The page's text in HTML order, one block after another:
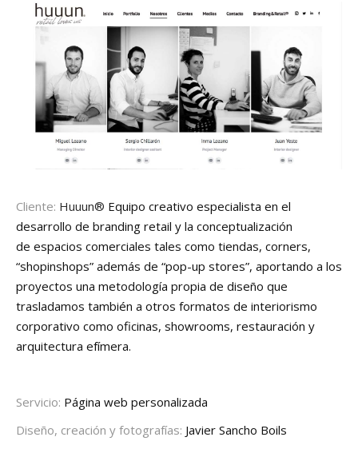
Cliente: Huuun® Equipo creativo especialista en el
desarrollo de branding retail y la conceptualización
de espacios comerciales tales como tiendas, corners,
“shopinshops” además de “pop-up stores”, aportando a los
proyectos una metodología propia de diseño que
trasladamos también a otros formatos de interiorismo
corporativo como oficinas, showrooms, restauración y
arquitectura efímera.
Servicio: Página web personalizada
Diseño, creación y fotografías: Javier Sancho Boils